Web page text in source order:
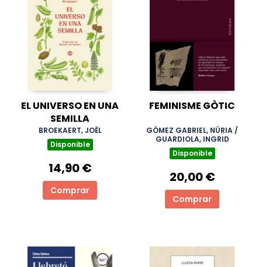
EL UNIVERSO EN UNA
SEMILLA
BROEKAERT, JOËL
Disponible
14,90 €
Comprar
FEMINISME GÒTIC
GÓMEZ GABRIEL, NÚRIA /
GUARDIOLA, INGRID
Disponible
20,00 €
Comprar